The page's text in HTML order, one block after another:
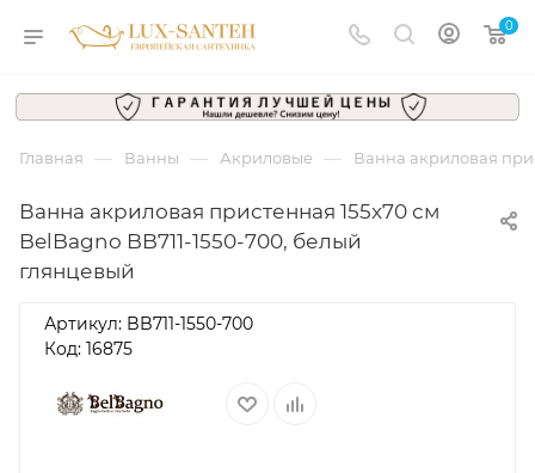
0
Главная — Ванны — Акриловые — Ванна акриловая
Ванна акриловая пристенная 155x70 см
BelBagno BB711-1550-700, белый
глянцевый
Артикул: BB711-1550-700
Код: 16875